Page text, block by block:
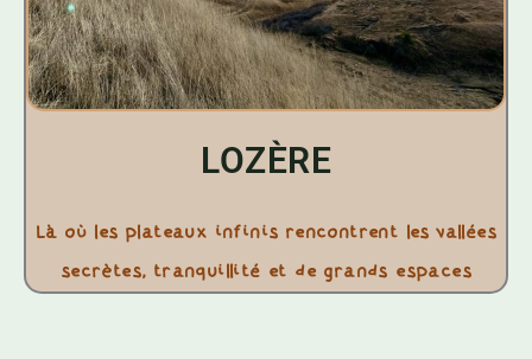
LOZÈRE
Là où les plateaux infinis rencontrent les vallées
secrètes, tranquillité et de grands espaces